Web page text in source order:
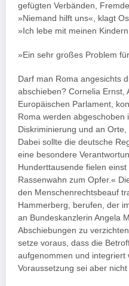
gefügten Verbänden,
»Niemand hilft uns«, klagt
»Ich lebe mit meinen
»Ein sehr großes Problem
Darf man Roma angesichts
abschieben? Cornelia Ernst,
Europäischen Parlament,
Roma werden abgeschoben
Diskriminierung und an
Dabei sollte die deutsche
eine besondere
Hunderttausende fielen
Rassenwahn zum Opfer.«
den Menschenrechtsbeauf
Hammerberg, berufen, der
an Bundeskanzlerin Angela
Abschiebungen zu
setze voraus, dass die
aufgenommen und integriert
Voraussetzung sei aber